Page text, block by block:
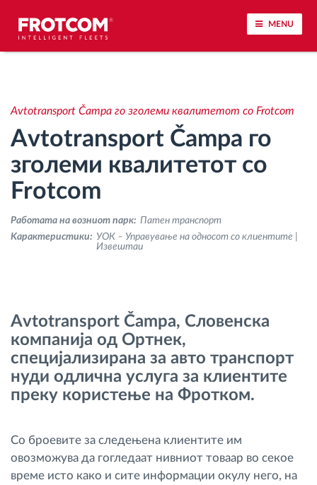
MENU
Анализа на возачкото однесување
Следење на времетраењето на возењето
Управување со работната сила
Далечинско преземање тахографски
Управување со горивото
Планирање и следење на рутите
Откријте ги сите можности
Avtotransport Čampa го зголеми квалитетот со Frotcom
Avtotransport Čampa го
зголеми квалитетот со
Frotcom
Работата на возниот парк: Патен транспорт
Kарактеристики: УОК – Управување на односот со клиентите |
Извештаи
Avtotransport Čampa, Словенска
компанија од Ортнек,
специјализирана за авто транспорт
нуди одлична услуга за клиентите
преку користење на Фротком.
Со броевите за следењена клиентите им
овозможува да гогледаат нивниот товаар во секое
време исто како и сите информации окулу него, на